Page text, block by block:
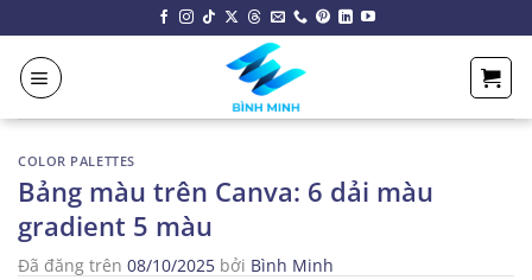
đến
nội
dung
COLOR PALETTES
Bảng màu trên Canva: 6 dải màu
gradient 5 màu
Đã đăng trên 08/10/2025 bởi Bình Minh